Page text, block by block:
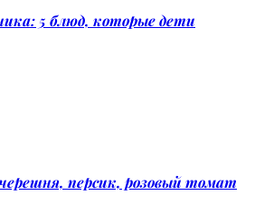
5 блюд, которые дети
персик, розовый томат